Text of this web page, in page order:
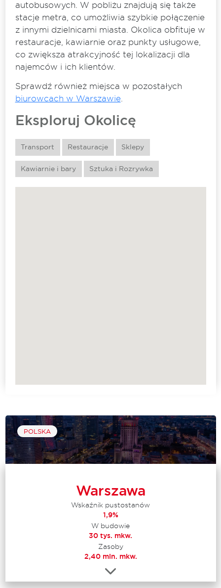
autobusowych. W pobliżu znajdują się także
stacje metra, co umożliwia szybkie połączenie
z innymi dzielnicami miasta. Okolica obfituje w
restauracje, kawiarnie oraz punkty usługowe,
co zwiększa atrakcyjność tej lokalizacji dla
najemców i ich klientów.
Sprawdź również miejsca w pozostałych
biurowcach w Warszawie
Eksploruj Okolicę
Transport Restauracje Sklepy
Kawiarnie i bary Sztuka i Rozrywka
POLSKA
Warszawa
Wskaźnik pustostanów
1,9%
W budowie
30 tys. mkw.
Zasoby
2,40 mln. mkw.